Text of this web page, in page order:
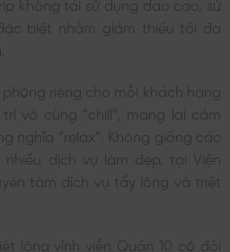
không tái sử dụng dao cạo, sử
biệt nhằm giảm thiếu tối đa
riêng cho mỗi khách hàng
vô cùng “chill”, mang lai cảm
nghĩa “relax”. Không giống các
dịch vụ làm đẹp, tại Viện
tâm dịch vụ tẩy lông và triệt
lông vĩnh viễn Quận 10 có đội